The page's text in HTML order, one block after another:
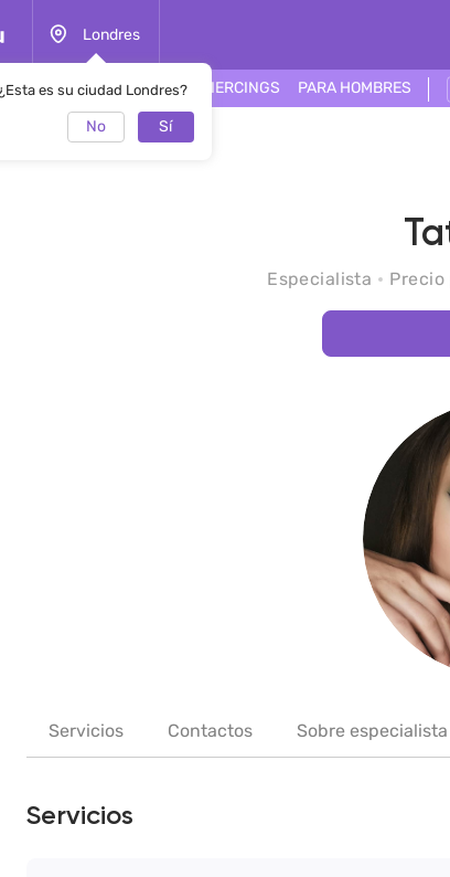
Londres
¿Esta es su ciudad Londres?
No Sí
ROSTRO TATUAJES PIERCINGS PARA HOMBRES
Especialista
Servicios Contactos Sobre especialista
Servicios